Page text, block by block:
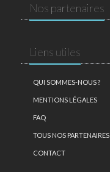
Nos partenaires
Liens utiles
QUI SOMMES-NOUS ?
MENTIONS LÉGALES
FAQ
TOUS NOS PARTENAIRES
CONTACT